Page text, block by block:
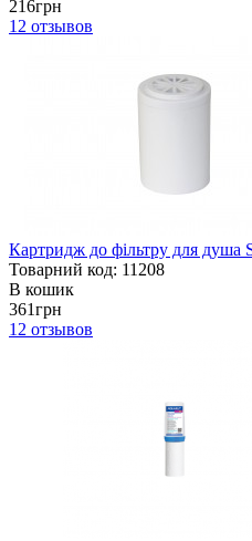
216грн
12 отзывов
Картридж до фільтру для душа
Товарний код: 11208
В кошик
361грн
12 отзывов